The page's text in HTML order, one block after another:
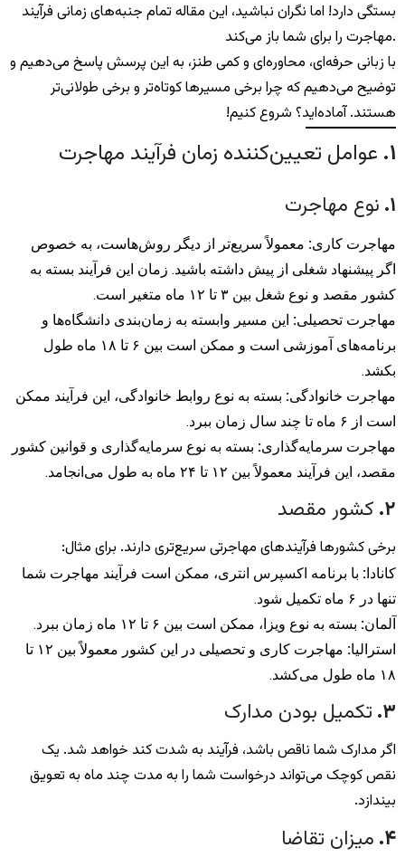
بستگی دارد! اما نگران نباشید، این مقاله تمام جنبه‌های زمانی فرآیند
مهاجرت را برای شما باز می‌کند.
با زبانی حرفه‌ای، محاوره‌ای و کمی طنز، به این پرسش پاسخ می‌دهیم و
توضیح می‌دهیم که چرا برخی مسیرها کوتاه‌تر و برخی طولانی‌تر
هستند. آماده‌اید؟ شروع کنیم!
۱. عوامل تعیین‌کننده زمان فرآیند مهاجرت
۱. نوع مهاجرت
مهاجرت کاری: معمولاً سریع‌تر از دیگر روش‌هاست، به خصوص
اگر پیشنهاد شغلی از پیش داشته باشید. زمان این فرآیند بسته به
کشور مقصد و نوع شغل بین ۳ تا ۱۲ ماه متغیر است.
مهاجرت تحصیلی: این مسیر وابسته به زمان‌بندی دانشگاه‌ها و
برنامه‌های آموزشی است و ممکن است بین ۶ تا ۱۸ ماه طول
بکشد.
مهاجرت خانوادگی: بسته به نوع روابط خانوادگی، این فرآیند ممکن
است از ۶ ماه تا چند سال زمان ببرد.
مهاجرت سرمایه‌گذاری: بسته به نوع سرمایه‌گذاری و قوانین کشور
مقصد، این فرآیند معمولاً بین ۱۲ تا ۲۴ ماه به طول می‌انجامد.
۲. کشور مقصد
برخی کشورها فرآیندهای مهاجرتی سریع‌تری دارند. برای مثال:
کانادا : با برنامه اکسپرس انتری، ممکن است فرآیند مهاجرت شما
تنها در ۶ ماه تکمیل شود.
آلمان: بسته به نوع ویزا، ممکن است بین ۶ تا ۱۲ ماه زمان ببرد.
استرالیا:
مهاجرت کاری و تحصیلی در این کشور معمولاً بین ۱۲ تا
۱۸ ماه طول می‌کشد.
۳. تکمیل بودن مدارک
اگر مدارک شما ناقص باشد، فرآیند به شدت کند خواهد شد. یک
نقص کوچک می‌تواند درخواست شما را به مدت چند ماه به تعویق
بیندازد.
۴. میزان تقاضا